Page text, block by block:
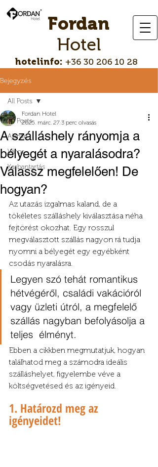
Fordan
Hotel
hotelinfo: +36 30 206 10 28
Bejegyzés
All Posts
Ajánlat
Város
Karbantartás
All Posts
A szálláshely rányomja a
bélyegét a nyaralásodra?
Válassz megfelelően! De
hogyan?
Fordan Hotel
2025. márc. 27.3 perc olvasás
Az utazás izgalmas kaland, de a
tökéletes szálláshely kiválasztása néha
fejtörést okozhat. Egy rosszul
megválasztott szállás nagyon rá tudja
nyomni a bélyegét egy egyébként
csodás nyaralásra.
Legyen szó tehát romantikus
hétvégéről, családi vakációról
vagy üzleti útról, a megfelelő
szállás nagyban befolyásolja a
teljes  élményt.
Ebben a cikkben megmutatjuk, hogyan
találhatod meg a számodra ideális
szálláshelyet, figyelembe véve a
költségvetésed és az igényeid.
1. Határozd meg az
igényeidet!